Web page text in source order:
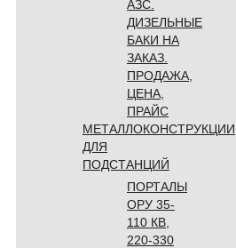
АЗС.
ДИЗЕЛЬНЫЕ
БАКИ НА
ЗАКАЗ.
ПРОДАЖА,
ЦЕНА,
ПРАЙС
МЕТАЛЛОКОНСТРУКЦИИ
ДЛЯ
ПОДСТАНЦИЙ
ПОРТАЛЫ
ОРУ 35-
110 КВ,
220-330